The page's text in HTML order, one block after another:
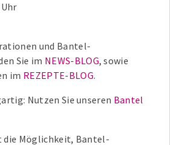
Uhr
und Bantel-
Sie im NEWS-BLOG, sowie
im REZEPTE-BLOG.
Nutzen Sie unseren Bantel
die Möglichkeit, Bantel-